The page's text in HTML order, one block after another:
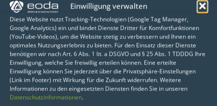
Einwilligung verwalten
Diese Website nutzt Tracking-Technologien (Google Tag Manager,
Google Analytics) ein und bindet Dienste Dritter für Komfortfunktionen
(YouTube-Videos), um die Website stetig zu verbessern und Ihnen ein
optimales Nutzungserlebnis zu bieten. Für den Einsatz dieser Dienste
benötigen wir nach Art. 6 Abs. 1 lit. a DSGVO und § 25 Abs. 1 TDDDG Ihre
Einwilligung, welche Sie freiwillig erteilen können. Eine erteilte
Einwilligung können Sie jederzeit über die Privatsphäre-Einstellungen
(Link im Footer) mit Wirkung für die Zukunft widerrufen. Weitere
Informationen zu den eingesetzten Diensten finden Sie in unseren
Datenschutzinformationen.
entwickelten Anwendungen zu
erkennen und zu beheben.